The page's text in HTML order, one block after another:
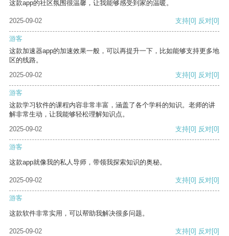
这款app的社区氛围很温馨，让我能够感受到家的温暖。
2025-09-02 支持[0] 反对[0]
游客
这款加速器app的加速效果一般，可以再提升一下，比如能够支持更多地
区的线路。
2025-09-02
支持[0] 反对[0]
游客
这款学习软件的课程内容非常丰富，涵盖了各个学科的知识。老师的讲
解非常生动，让我能够轻松理解知识点。
2025-09-02
支持[0] 反对[0]
游客
这款app就像我的私人导师，带领我探索知识的奥秘。
2025-09-02 支持[0] 反对[0]
游客
这款软件非常实用，可以帮助我解决很多问题。
2025-09-02 支持[0] 反对[0]